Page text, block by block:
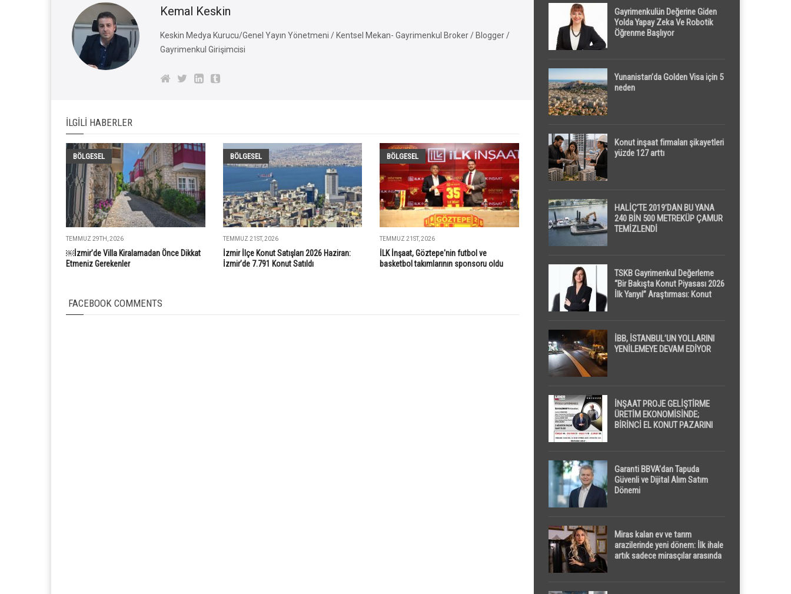
Kemal Keskin
Keskin Medya Kurucu/Genel Yayın Yönetmeni / Kentsel Mekan- Gayrimenkul Broker / Blogger /
Gayrimenkul Girişimcisi
İLGILI HABERLER
BÖLGESEL
TEMMUZ 29TH, 2026
￼İzmir’de Villa Kiralamadan Önce Dikkat
Etmeniz Gerekenler
BÖLGESEL
TEMMUZ 21ST, 2026
İzmir İlçe Konut Satışları 2026 Haziran:
İzmir’de 7.791 Konut Satıldı
BÖLGESEL
TEMMUZ 21ST, 2026
İLK İnşaat, Göztepe'nin futbol ve
basketbol takımlarının sponsoru oldu
FACEBOOK COMMENTS
Gayrimenkulün Değerine Giden
Yolda Yapay Zeka Ve Robotik
Öğrenme Başlıyor
Yunanistan’da Golden Visa için 5
neden
Konut inşaat firmaları şikayetleri
yüzde 127 arttı
HALİÇ’TE 2019’DAN BU YANA
240 BİN 500 METREKÜP ÇAMUR
TEMİZLENDİ
TSKB Gayrimenkul Değerleme
“Bir Bakışta Konut Piyasası 2026
İlk Yarıyıl” Araştırması: Konut
Dikkat Çekti
İBB, İSTANBUL’UN YOLLARINI
YENİLEMEYE DEVAM EDİYOR
İNŞAAT PROJE GELİŞTİRME
ÜRETİM EKONOMİSİNDE;
BİRİNCİ EL KONUT PAZARINI
Garanti BBVA’dan Tapuda
Güvenli ve Dijital Alım Satım
Dönemi
Miras kalan ev ve tarım
arazilerinde yeni dönem: İlk ihale
artık sadece mirasçılar arasında